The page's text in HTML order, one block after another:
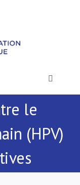
Toggle
le
(HPV)